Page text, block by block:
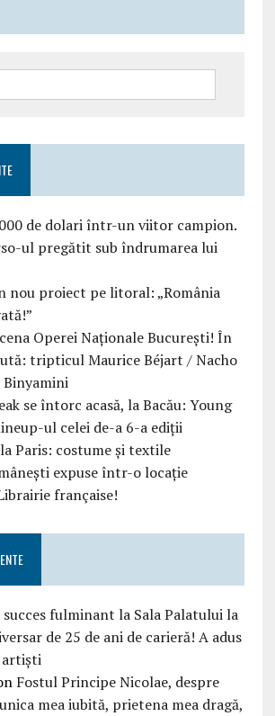
de dolari într-un viitor campion.
ul pregătit sub îndrumarea lui
nou proiect pe litoral: „România
Operei Naționale București! În
tripticul Maurice Béjart / Nacho
Binyamini
se întorc acasă, la Bacău: Young
ul celei de-a 6-a ediții
Paris: costume și textile
expuse într-o locație
française!
succes fulminant la Sala Palatului la
de 25 de ani de carieră! A adus
artiști
Fostul Principe Nicolae, despre
mea iubită, prietena mea dragă,